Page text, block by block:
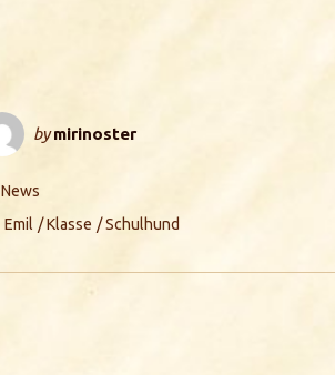
bymirinoster
News
Emil
Klasse Schulhund